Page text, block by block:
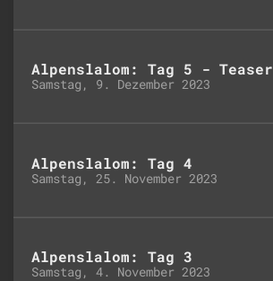
Alpenslalom: Tag 5 - Teaser
Samstag, 9. Dezember 2023
Alpenslalom: Tag 4
Samstag, 25. November 2023
Alpenslalom: Tag 3
Samstag, 4. November 2023